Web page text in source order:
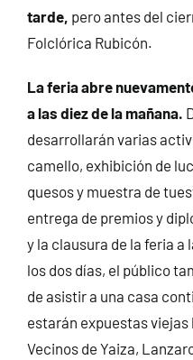
tarde, pero antes del
Folclórica Rubicón.
La feria abre
a las diez de la mañana.
desarrollarán varias
camello, exhibición de
quesos y muestra de
entrega de premios y
y la clausura de la feria a
los dos días, el público
de asistir a una casa
estarán expuestas
Vecinos de Yaiza,